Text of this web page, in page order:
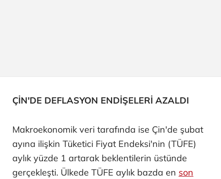
ÇİN'DE DEFLASYON ENDİŞELERİ AZALDI
Makroekonomik veri tarafında ise Çin'de şubat
ayına ilişkin Tüketici Fiyat Endeksi'nin (TÜFE)
aylık yüzde 1 artarak beklentilerin üstünde
gerçekleşti. Ülkede TÜFE aylık bazda en son